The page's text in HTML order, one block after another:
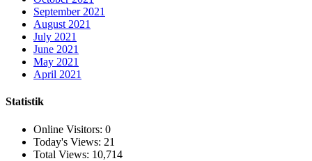
September 2021
August 2021
July 2021
June 2021
May 2021
April 2021
Statistik
Online Visitors: 0
Today's Views: 21
Total Views: 10,714